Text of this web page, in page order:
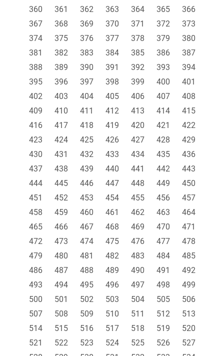
360
361 362 363 364 365
366
367
368 369 370 371 372
373
374
375 376 377 378 379
380
381
382 383 384 385 386
387
388
389 390 391 392 393
394
395
396 397 398 399 400
401
402
403 404 405 406 407
408
409
410 411 412 413 414
415
416
417 418 419 420 421
422
423
424 425 426 427 428
429
430
431 432 433 434 435
436
437
438 439 440 441 442
443
444
445 446 447 448 449
450
451
452 453 454 455 456
457
458
459 460 461 462 463
464
465
466 467 468 469 470
471
472
473 474 475 476 477
478
479
480 481 482 483 484
485
486
487 488 489 490 491
492
493
494 495 496 497 498
499
500
501 502 503 504 505
506
507
508 509 510 511 512
513
514
515 516 517 518 519
520
521
522 523 524 525 526
527